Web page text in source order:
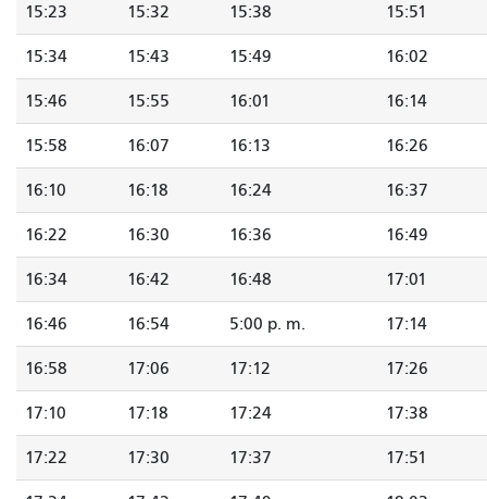
15:23 15:32 15:38 15:51
15:34 15:43 15:49 16:02
15:46 15:55 16:01 16:14
15:58 16:07 16:13 16:26
16:10 16:18 16:24 16:37
16:22 16:30 16:36 16:49
16:34 16:42 16:48 17:01
16:46 16:54 5:00 p. m. 17:14
16:58 17:06 17:12 17:26
17:10 17:18 17:24 17:38
17:22 17:30 17:37 17:51